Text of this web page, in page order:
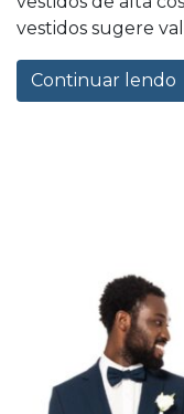
vestidos sugere
Continuar lendo